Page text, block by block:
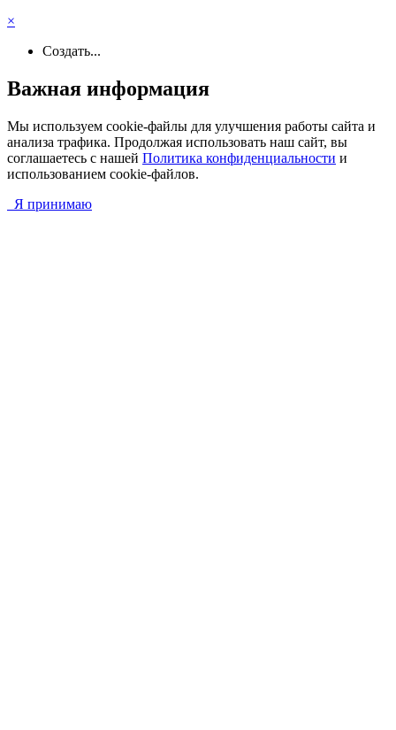
×
Создать...
Важная информация
Мы используем cookie-файлы для улучшения работы сайта и
анализа трафика. Продолжая использовать наш сайт, вы
соглашаетесь с нашей Политика конфиденциальности и
использованием cookie-файлов.
Я принимаю